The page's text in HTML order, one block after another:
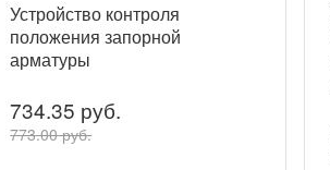
Устройство контроля
положения запорной
арматуры
734.35 руб.
773.00 руб.